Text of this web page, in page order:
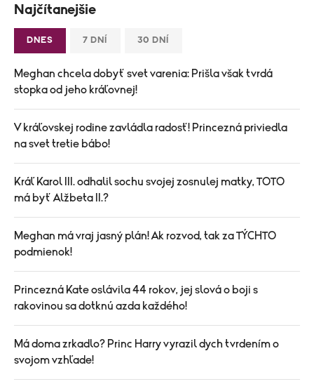
Najčítanejšie
DNES 7 DNÍ 30 DNÍ
Meghan chcela dobyť svet varenia: Prišla však tvrdá
stopka od jeho kráľovnej!
V kráľovskej rodine zavládla radosť! Princezná priviedla
na svet tretie bábo!
Kráľ Karol III. odhalil sochu svojej zosnulej matky, TOTO
má byť Alžbeta II.?
Meghan má vraj jasný plán! Ak rozvod, tak za TÝCHTO
podmienok!
Princezná Kate oslávila 44 rokov, jej slová o boji s
rakovinou sa dotknú azda každého!
Má doma zrkadlo? Princ Harry vyrazil dych tvrdením o
svojom vzhľade!